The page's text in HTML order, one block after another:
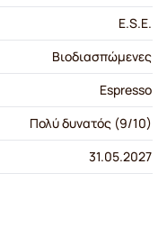
E.S.E.
Βιοδιασπώμενες
Espresso
Πολύ δυνατός (9/10)
31.05.2027